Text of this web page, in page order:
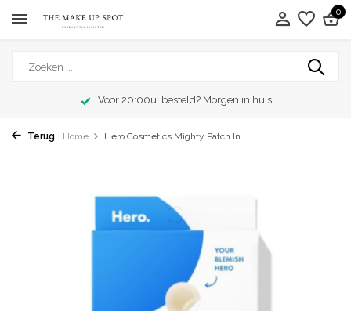
0
Voor 20:00u. besteld? Morgen in huis!
Terug Home Hero Cosmetics Mighty Patch In...